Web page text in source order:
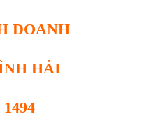
DOANH
HẢI
1494